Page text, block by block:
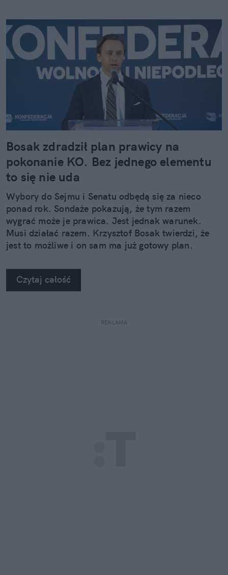
Bosak zdradził plan prawicy na
pokonanie KO. Bez jednego elementu
to się nie uda
Wybory do Sejmu i Senatu odbędą się za nieco
ponad rok. Sondaże pokazują, że tym razem
wygrać może je prawica. Jest jednak warunek.
Musi działać razem. Krzysztof Bosak twierdzi, że
jest to możliwe i on sam ma już gotowy plan.
Czytaj całość
REKLAMA